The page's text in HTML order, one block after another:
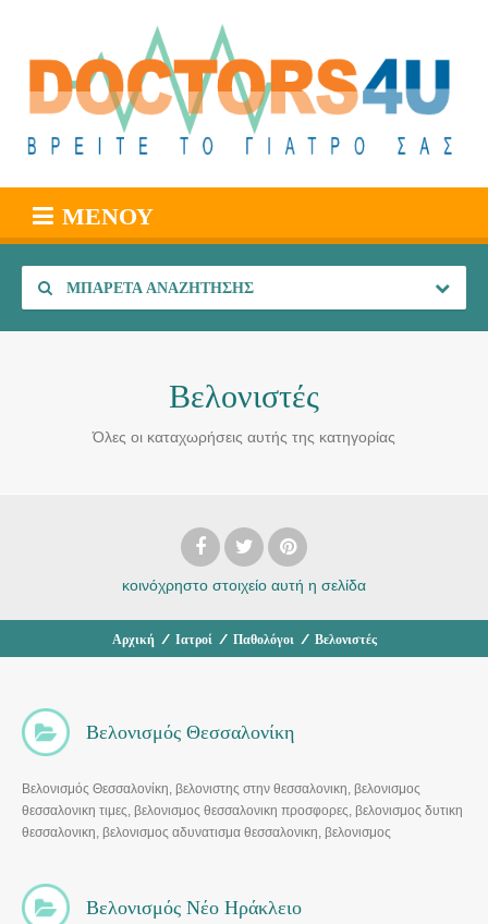
ΜΕΝΟΎ
ΜΠΑΡΈΤΑ ΑΝΑΖΉΤΗΣΗΣ
Βελονιστές
Όλες οι καταχωρήσεις αυτής της κατηγορίας
κοινόχρηστο στοιχείο αυτή η σελίδα
Αρχική / Ιατροί / Παθολόγοι / Βελονιστές
Βελονισμός Θεσσαλονίκη
Βελονισμός Θεσσαλονίκη, βελονιστης στην θεσσαλονικη, βελονισμος
θεσσαλονικη τιμες, βελονισμος θεσσαλονικη προσφορες, βελονισμος δυτικη
θεσσαλονικη, βελονισμος αδυνατισμα θεσσαλονικη, βελονισμος
Βελονισμός Νέο Ηράκλειο